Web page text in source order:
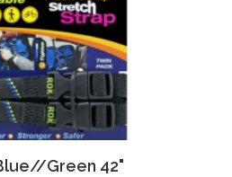
Vista Rapida
Green 42"